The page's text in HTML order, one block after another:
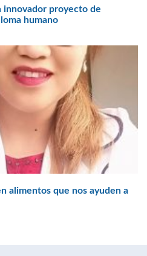
innovador proyecto de
humano
alimentos que nos ayuden a